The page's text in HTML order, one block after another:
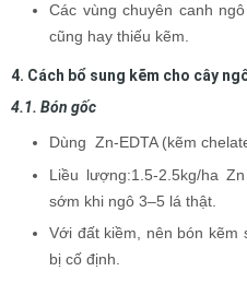
Các vùng chuyên canh
cũng hay thiếu kẽm.
4. Cách bổ sung kẽm cho cây
4.1. Bón gốc
Dùng Zn-EDTA (kẽm
Liều lượng:1.5-2.5kg/ha
sớm khi ngô 3–5 lá thật.
Với đất kiềm, nên bón kẽm
bị cố định.